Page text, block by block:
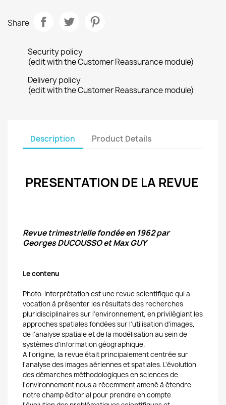
Share
Security policy
(edit with the Customer Reassurance module)
Delivery policy
(edit with the Customer Reassurance module)
Description Product Details
PRESENTATION DE LA REVUE
Revue trimestrielle fondée en 1962 par
Georges DUCOUSSO et Max GUY
Le contenu
Photo-Interprétation est une revue scientifique qui a
vocation à présenter les résultats des recherches
pluridisciplinaires sur l'environnement, en privilégiant les
approches spatiales fondées sur l'utilisation d'images,
de l'analyse spatiale et de la modélisation au sein de
systèmes d'information géographique.
A l'origine, la revue était principalement centrée sur
l'analyse des images aériennes et spatiales. L'évolution
des démarches méthodologiques en sciences de
l'environnement nous a récemment amené à étendre
notre champ éditorial pour prendre en compte